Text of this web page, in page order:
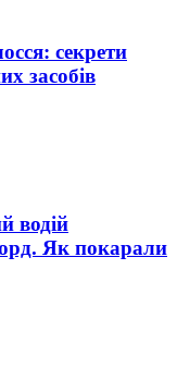
секрети
засобів
водій
Як покарали